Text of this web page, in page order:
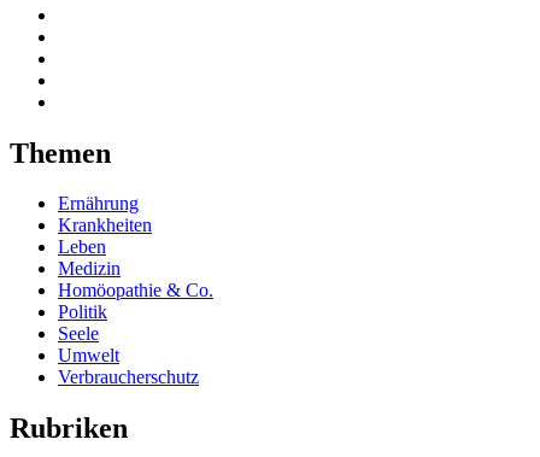
Themen
Ernährung
Krankheiten
Leben
Medizin
Homöopathie & Co.
Politik
Seele
Umwelt
Verbraucherschutz
Rubriken